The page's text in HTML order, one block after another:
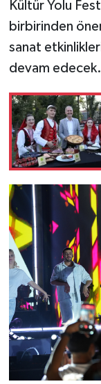
Kültür Yolu
birbirinden
sanat
devam edecek.